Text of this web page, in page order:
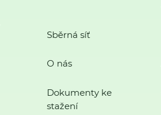
Sběrná síť
O nás
Dokumenty ke
stažení